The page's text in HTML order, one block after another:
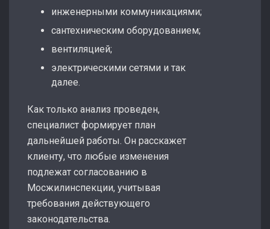
инженерными коммуникациями;
сантехническим оборудованием;
вентиляцией;
электрическими сетями и так
далее.
Как только анализ проведен,
специалист формирует план
дальнейшей работы. Он расскажет
клиенту, что любые изменения
подлежат согласованию в
Мосжилинспекции, учитывая
требования действующего
законодательства.